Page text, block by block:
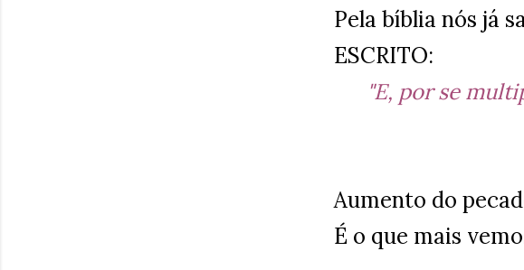
Pela bíblia nós já
ESCRITO:
"E, por se
Aumento do
É o que mais